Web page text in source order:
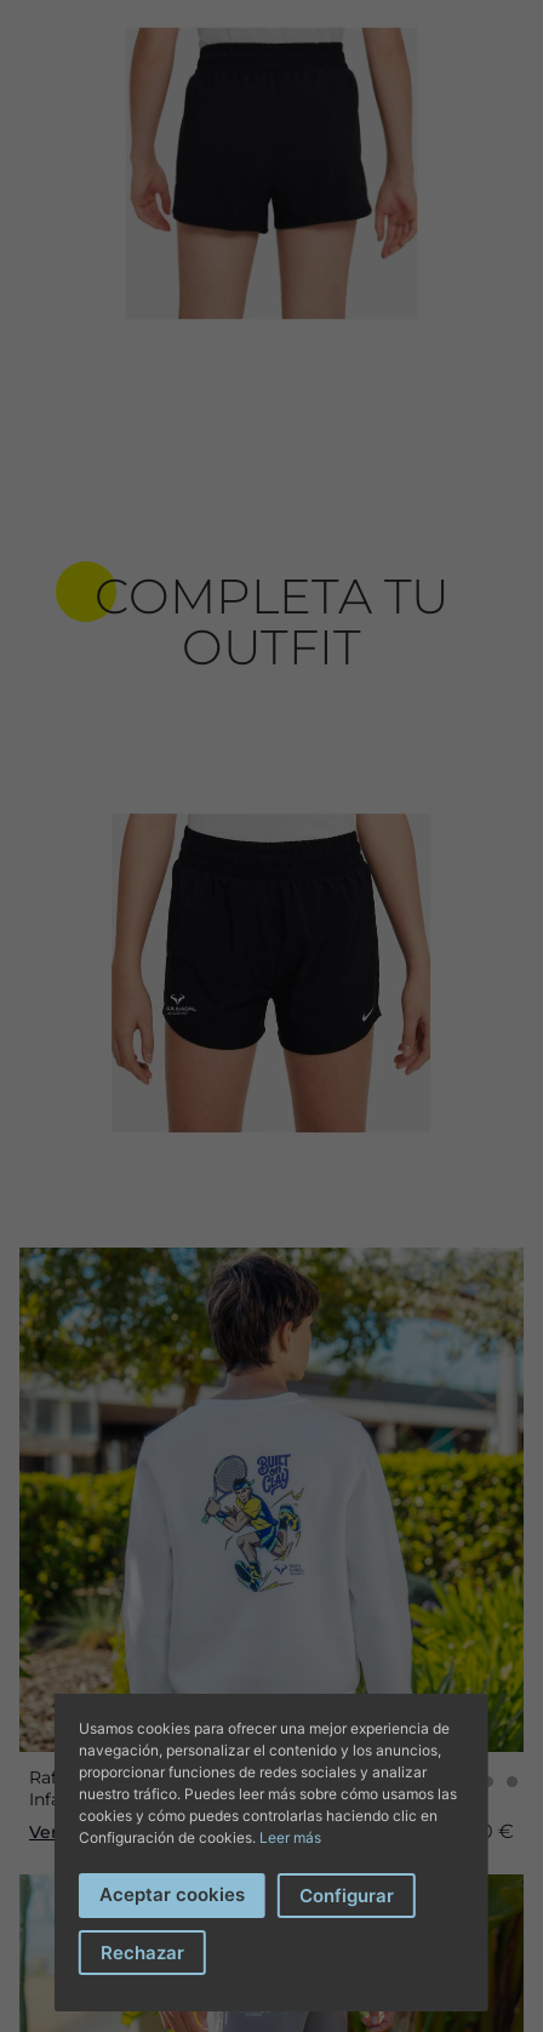
COMPLETA TU
OUTFIT
Rafa Nadal Academy Sudadera Blanca
Infantil
Ver producto
45,00 €
Usamos cookies para ofrecer una mejor experiencia de
navegación, personalizar el contenido y los anuncios,
proporcionar funciones de redes sociales y analizar
nuestro tráfico. Puedes leer más sobre cómo usamos las
cookies y cómo puedes controlarlas haciendo clic en
Configuración de cookies. Leer más
Aceptar cookies Configurar
Rechazar